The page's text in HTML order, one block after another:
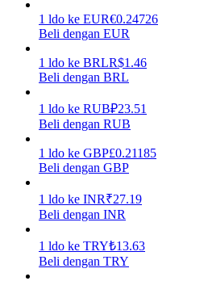
Babi Kekuatan
Mempertaruhkan
Pengembalian tinggi & akses
1 ldo ke EUR€0.24726
Beli dengan EUR
1 ldo ke BRLR$1.46
Beli dengan BRL
1 ldo ke RUB₽23.51
Beli dengan RUB
1 ldo ke GBP£0.21185
Beli dengan GBP
1 ldo ke INR₹27.19
Beli dengan INR
1 ldo ke TRY₺13.63
Beli dengan TRY